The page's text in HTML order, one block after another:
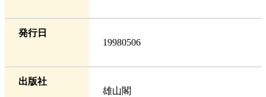
発行日
19980506
出版社
雄山閣